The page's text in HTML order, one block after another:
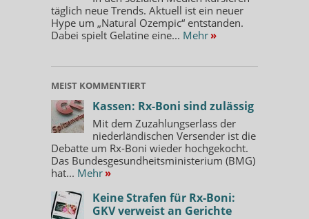
täglich neue Trends. Aktuell ist ein neuer
Hype um „Natural Ozempic“ entstanden.
Dabei spielt Gelatine eine... Mehr »
MEIST KOMMENTIERT
Kassen: Rx-Boni sind zulässig
Mit dem Zuzahlungserlass der
niederländischen Versender ist die
Debatte um Rx-Boni wieder hochgekocht.
Das Bundesgesundheitsministerium (BMG)
hat... Mehr »
Keine Strafen für Rx-Boni:
GKV verweist an Gerichte